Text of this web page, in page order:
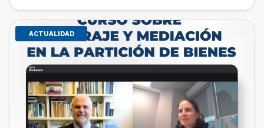
de estudiantes de […]
ACTUALIDAD